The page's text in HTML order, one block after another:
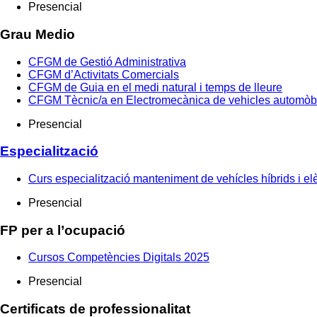
Presencial
Grau Medio
CFGM de Gestió Administrativa
CFGM d’Activitats Comercials
CFGM de Guia en el medi natural i temps de lleure
CFGM Tècnic/a en Electromecànica de vehicles
Presencial
Especialització
Curs especialització manteniment de vehícles híbrids i
Presencial
FP per a l’ocupació
Cursos Competències Digitals 2025
Presencial
Certificats de professionalitat